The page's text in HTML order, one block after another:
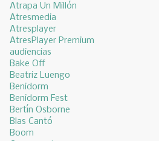
Atrapa Un Millón
Atresmedia
Atresplayer
AtresPlayer Premium
audiencias
Bake Off
Beatriz Luengo
Benidorm
Benidorm Fest
Bertín Osborne
Blas Cantó
Boom